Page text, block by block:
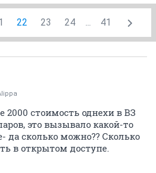
22 23 24 ... 41
2000 стоимость однехи в ВЗ
это вызывало какой-то
да сколько можно?? Сколько
в открытом доступе.